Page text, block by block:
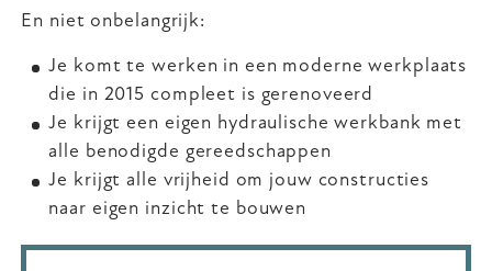
En niet onbelangrijk:
Je komt te werken in een moderne werkplaats
die in 2015 compleet is gerenoveerd
Je krijgt een eigen hydraulische werkbank met
alle benodigde gereedschappen
Je krijgt alle vrijheid om jouw constructies
naar eigen inzicht te bouwen